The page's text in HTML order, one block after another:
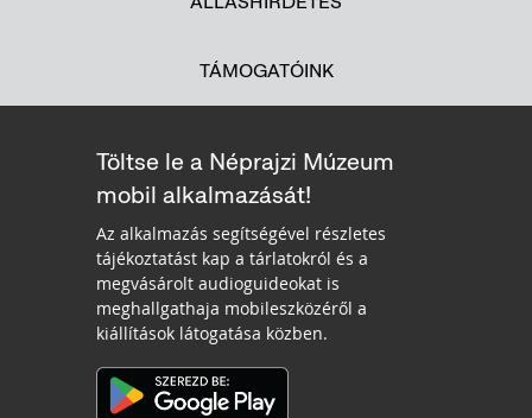
TÁMOGATÓINK
Töltse le a Néprajzi Múzeum
mobil alkalmazását!
Az alkalmazás segítségével részletes
tájékoztatást kap a tárlatokról és a
megvásárolt audioguideokat is
meghallgathaja mobileszközéről a
kiállítások látogatása közben.